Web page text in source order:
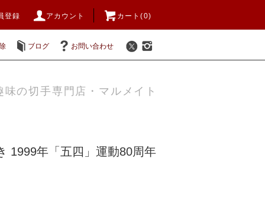
登録 アカウント カート(0)
ブログ お問い合わせ
味の切手専門店・マルメイト
1999年「五四」運動80周年